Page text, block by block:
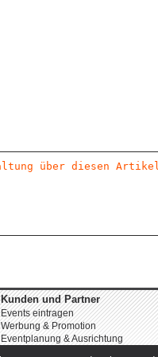
Kunden und Partner
Events eintragen
Werbung & Promotion
Eventplanung & Ausrichtung